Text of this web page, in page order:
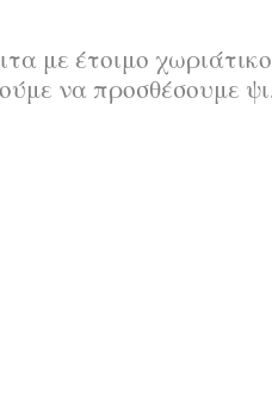
με έτοιμο
να προσθέσουμε